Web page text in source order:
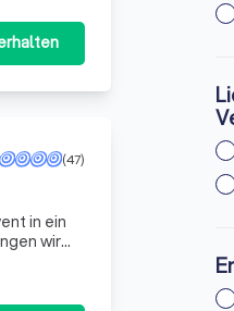
(47)
in ein
wir
Le